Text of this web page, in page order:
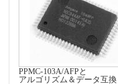
PPMC-103A/AFPと
アルゴリズム＆データ互換